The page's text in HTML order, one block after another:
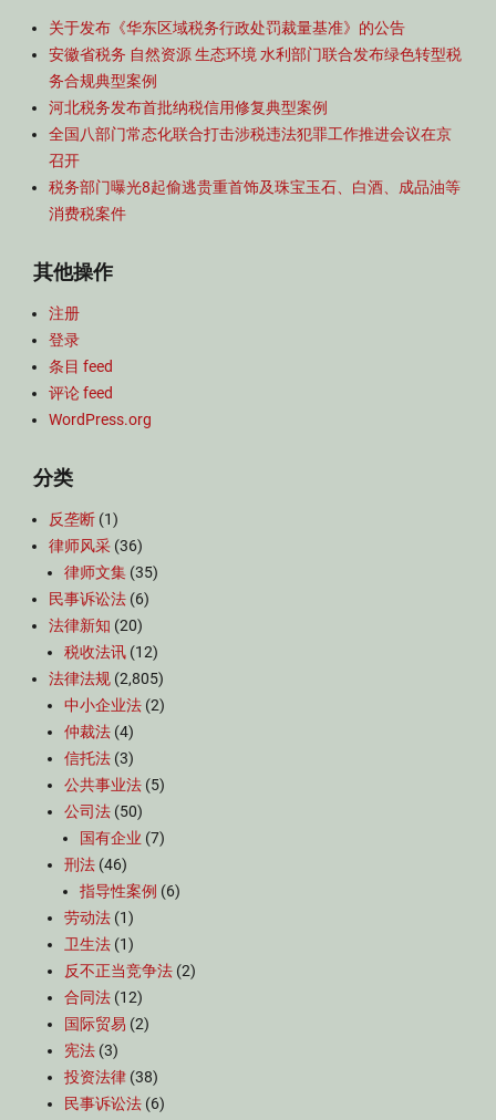
关于发布《华东区域税务行政处罚裁量基准》的公告
安徽省税务 自然资源 生态环境 水利部门联合发布绿色转型税
务合规典型案例
河北税务发布首批纳税信用修复典型案例
全国八部门常态化联合打击涉税违法犯罪工作推进会议在京
召开
税务部门曝光8起偷逃贵重首饰及珠宝玉石、白酒、成品油等
消费税案件
其他操作
注册
登录
条目 feed
评论 feed
WordPress.org
分类
反垄断 (1)
律师风采 (36)
律师文集 (35)
民事诉讼法 (6)
法律新知 (20)
税收法讯 (12)
法律法规 (2,805)
中小企业法 (2)
仲裁法 (4)
信托法 (3)
公共事业法 (5)
公司法 (50)
国有企业 (7)
刑法 (46)
指导性案例 (6)
劳动法 (1)
卫生法 (1)
反不正当竞争法 (2)
合同法 (12)
国际贸易 (2)
宪法 (3)
投资法律 (38)
民事诉讼法 (6)